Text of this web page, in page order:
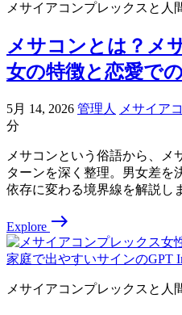
メサイアコンプレックスと人
メサコンとは？メ
女の特徴と恋愛で
5月 14, 2026 管理人 メサイア
分
メサコンという俗語から、メ
ターンを深く整理。男女差を
依存に変わる境界線を解説し
Explore east
メサイアコンプレックスと人